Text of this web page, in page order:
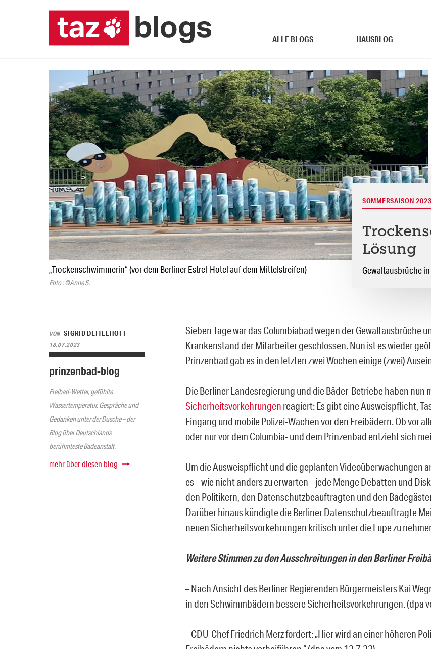
ALLE BLOGS HAUSBLOG
„Trockenschwimmerin“ (vor dem Berliner Estrel-Hotel auf dem Mittelstreifen)
Foto : ©Anne S.
SOMMERSAISON 2023
Lösung
Gewaltausbrüche
VON SIGRID DEITELHOFF
18.07.2023
prinzenbad-blog
Freibad-Wetter, gefühlte
Wassertemperatur, Gespräche und
Gedanken unter der Dusche – der
Blog über Deutschlands
berühmteste Badeanstalt.
mehr über diesen blog
Sieben Tage war das Columbiabad wegen der Gewaltausbrüche
Krankenstand der Mitarbeiter geschlossen. Nun ist es wieder
Prinzenbad gab es in den letzten zwei Wochen einige (zwei)
Die Berliner Landesregierung und die Bäder-Betriebe haben nun
Sicherheitsvorkehrungen reagiert: Es gibt eine Ausweispflicht,
Eingang und mobile Polizei-Wachen vor den Freibädern. Ob vor
oder nur vor dem Columbia- und dem Prinzenbad entzieht sich
Um die Ausweispflicht und die geplanten Videoüberwachungen
es – wie nicht anders zu erwarten – jede Menge Debatten und
den Politikern, den Datenschutzbeauftragten und den
Darüber hinaus kündigte die Berliner Datenschutzbeauftragte
neuen Sicherheitsvorkehrungen kritisch unter die Lupe zu
Weitere Stimmen zu den Ausschreitungen in den Berliner
– Nach Ansicht des Berliner Regierenden Bürgermeisters Kai
in den Schwimmbädern bessere Sicherheitsvorkehrungen. (dpa
– CDU-Chef Friedrich Merz fordert: „Hier wird an einer höheren